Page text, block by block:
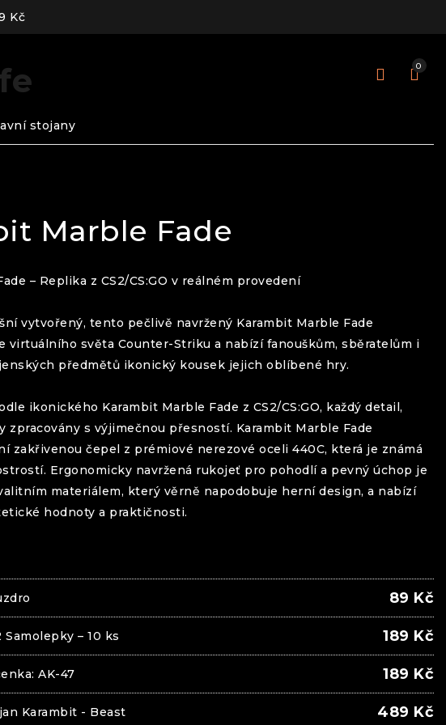
Kč
0
stojany
Marble Fade
– Replika z CS2/CS:GO v reálném provedení
vytvořený, tento pečlivě navržený Karambit Marble Fade
virtuálního světa Counter-Striku a nabízí fanouškům, sběratelům i
předmětů ikonický kousek jejich oblíbené hry.
ikonického Karambit Marble Fade z CS2/CS:GO, každý detail,
zpracovány s výjimečnou přesností. Karambit Marble Fade
zakřivenou čepel z prémiové nerezové oceli 440C, která je známá
Ergonomicky navržená rukojeť pro pohodlí a pevný úchop je
materiálem, který věrně napodobuje herní design, a nabízí
hodnoty a praktičnosti.
89 Kč
Samolepky – 10 ks 189 Kč
AK-47 189 Kč
Karambit - Beast 489 Kč